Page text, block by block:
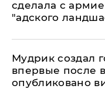
сделала с
"адского
Мудрик создал
впервые после
опубликовано